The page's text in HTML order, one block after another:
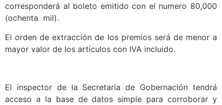
corresponderá al boleto emitido con el numero 80,000
(ochenta mil).
El orden de extracción de los premios será de menor a
mayor valor de los artículos con IVA incluido.
El inspector de la Secretaría de Gobernación tendrá
acceso a la base de datos simple para corroborar y